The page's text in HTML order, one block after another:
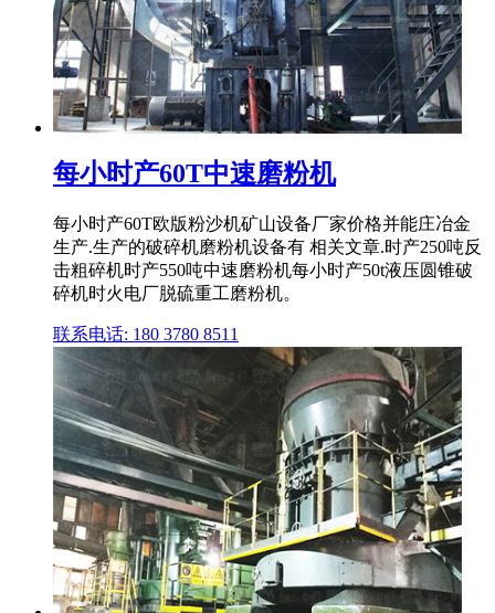
每小时产60T中速磨粉机
每小时产60T欧版粉沙机矿山设备厂家价格并能庄冶金
生产.生产的破碎机磨粉机设备有 相关文章.时产250吨反
击粗碎机时产550吨中速磨粉机每小时产50t液压圆锥破
碎机时火电厂脱硫重工磨粉机。
联系电话: 180 3780 8511